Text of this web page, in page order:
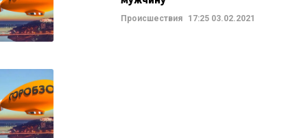
Происшествия 17:2503.02.2021